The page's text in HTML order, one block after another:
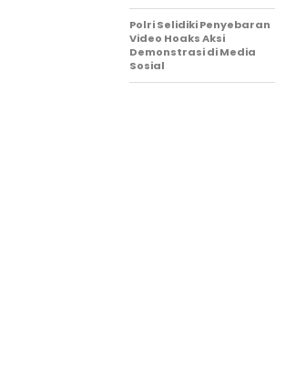
Polri Selidiki Penyebaran
Video Hoaks Aksi
Demonstrasi di Media
Sosial